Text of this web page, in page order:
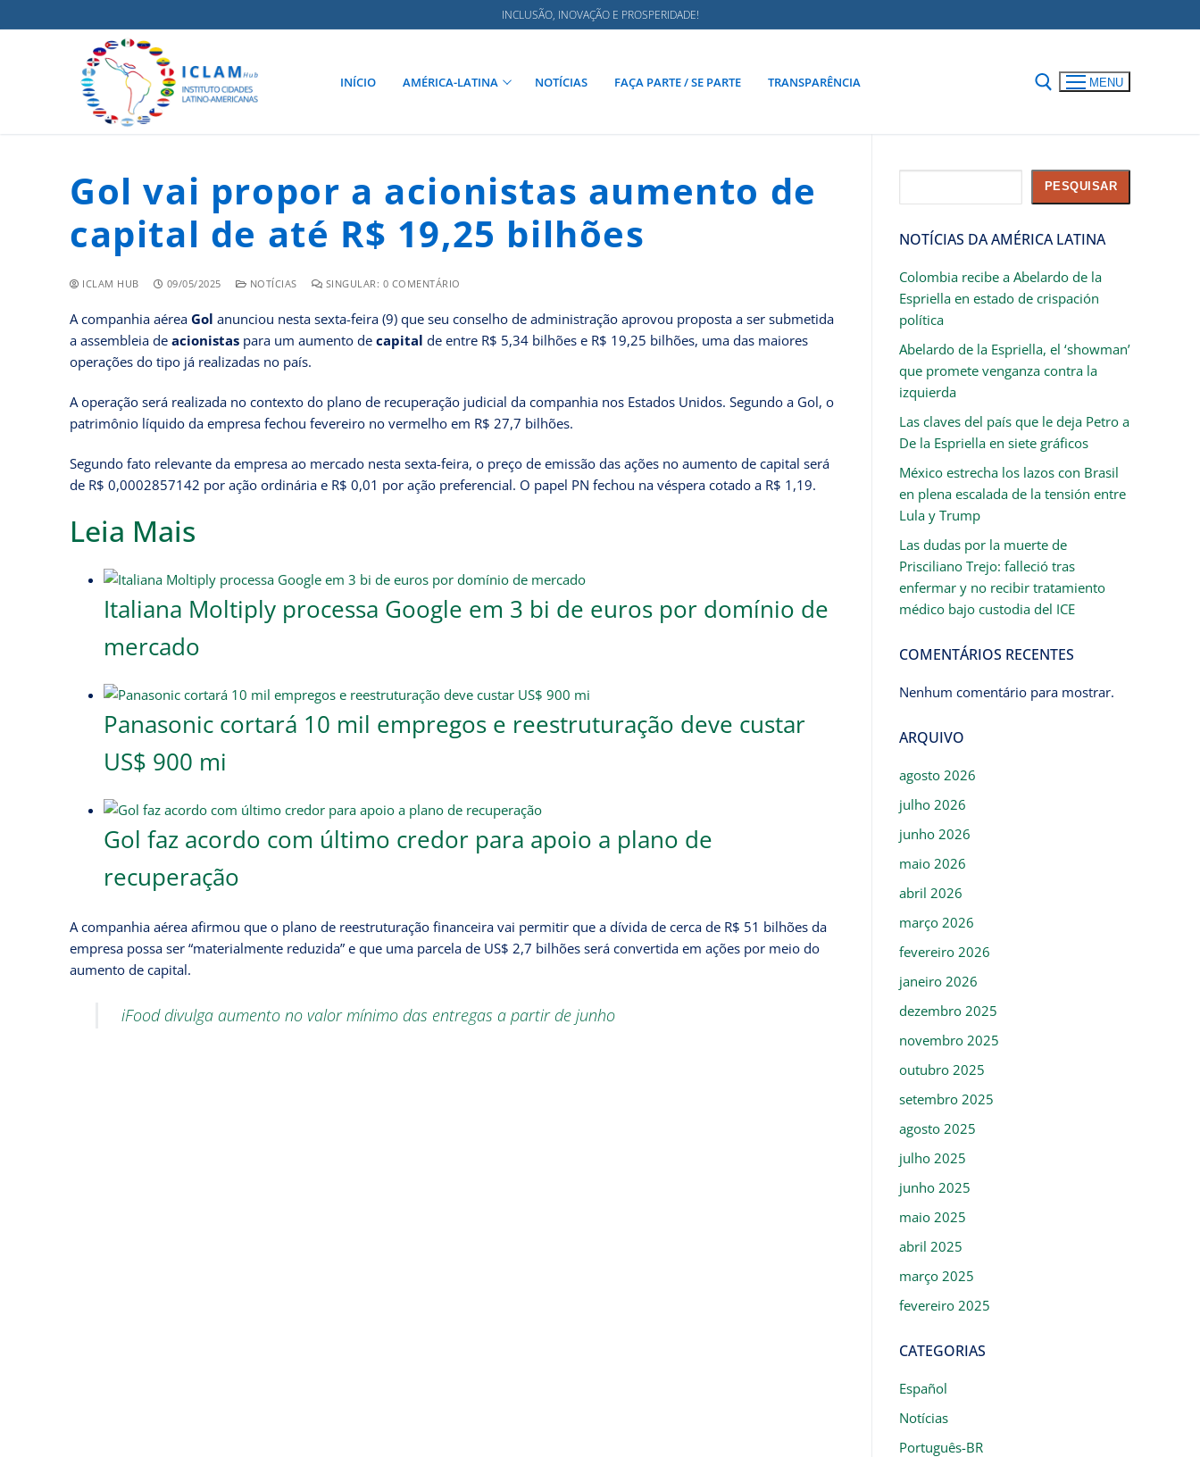
INCLUSÃO, INOVAÇÃO E PROSPERIDADE!
INÍCIO AMÉRICA-LATINA NOTÍCIAS FAÇA PARTE / SE PARTE TRANSPARÊNCIA MENU
Gol vai propor a acionistas aumento de
capital de até R$ 19,25 bilhões
ICLAM HUB 09/05/2025 NOTÍCIAS SINGULAR: 0 COMENTÁRIO
A companhia aérea Gol anunciou nesta sexta-feira (9) que seu conselho de administração aprovou proposta a ser submetida
a assembleia de acionistas para um aumento de capital de entre R$ 5,34 bilhões e R$ 19,25 bilhões, uma das maiores
operações do tipo já realizadas no país.
A operação será realizada no contexto do plano de recuperação judicial da companhia nos Estados Unidos. Segundo a Gol, o
patrimônio líquido da empresa fechou fevereiro no vermelho em R$ 27,7 bilhões.
Segundo fato relevante da empresa ao mercado nesta sexta-feira, o preço de emissão das ações no aumento de capital será
de R$ 0,0002857142 por ação ordinária e R$ 0,01 por ação preferencial. O papel PN fechou na véspera cotado a R$ 1,19.
Leia Mais
Italiana Moltiply processa Google em 3 bi de euros por domínio de
mercado
Panasonic cortará 10 mil empregos e reestruturação deve custar
US$ 900 mi
Gol faz acordo com último credor para apoio a plano de
recuperação
A companhia aérea afirmou que o plano de reestruturação financeira vai permitir que a dívida de cerca de R$ 51 bilhões da
empresa possa ser “materialmente reduzida” e que uma parcela de US$ 2,7 bilhões será convertida em ações por meio do
aumento de capital.
iFood divulga aumento no valor mínimo das entregas a partir de junho
PESQUISAR
NOTÍCIAS DA AMÉRICA LATINA
Colombia recibe a Abelardo de la
Espriella en estado de crispación
política
Abelardo de la Espriella, el ‘showman’
que promete venganza contra la
izquierda
Las claves del país que le deja Petro a
De la Espriella en siete gráficos
México estrecha los lazos con Brasil
en plena escalada de la tensión entre
Lula y Trump
Las dudas por la muerte de
Prisciliano Trejo: falleció tras
enfermar y no recibir tratamiento
médico bajo custodia del ICE
COMENTÁRIOS RECENTES
Nenhum comentário para mostrar.
ARQUIVO
agosto 2026
julho 2026
junho 2026
maio 2026
abril 2026
março 2026
fevereiro 2026
janeiro 2026
dezembro 2025
novembro 2025
outubro 2025
setembro 2025
agosto 2025
julho 2025
junho 2025
maio 2025
abril 2025
março 2025
fevereiro 2025
CATEGORIAS
Español
Notícias
Português-BR